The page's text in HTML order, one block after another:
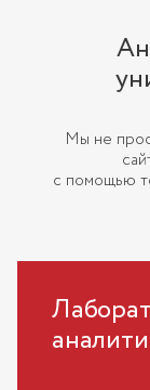
Мы не
с помощью